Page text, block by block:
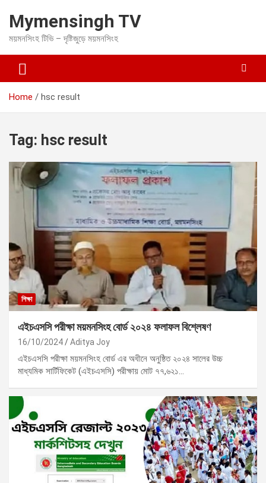
t
c
Mymensingh TV
ময়মনসিংহ টিভি – দৃষ্টিজুড়ে ময়মনসিংহ
Home hsc result
Tag: hsc result
শিক্ষা
এইচএসসি পরীক্ষা ময়মনসিংহ বোর্ড ২০২৪ ফলাফল বিশ্লেষণ
16/10/2024 Aditya Joy
এইচএসসি পরীক্ষা ময়মনসিংহ বোর্ড এর অধীনে অনুষ্ঠিত ২০২৪ সালের উচ্চ
মাধ্যমিক সার্টিফিকেট (এইচএসসি) পরীক্ষায় মোট ৭৭,৬২১…